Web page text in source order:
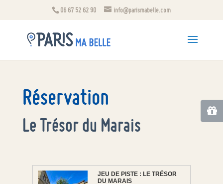
06 67 52 62 90 info@parismabelle.com
Réservation
Le Trésor du Marais